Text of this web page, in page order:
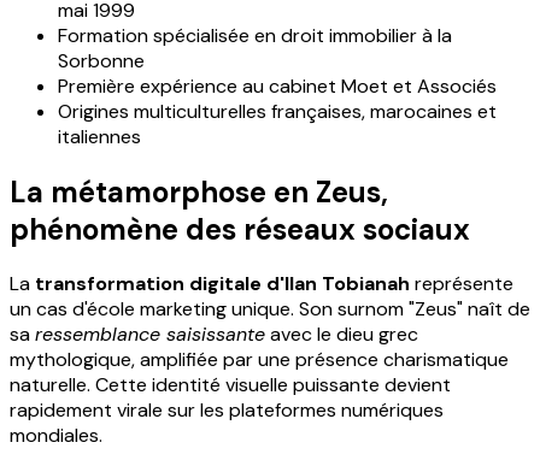
mai 1999
Formation spécialisée en droit immobilier à la
Sorbonne
Première expérience au cabinet Moet et Associés
Origines multiculturelles françaises, marocaines et
italiennes
La métamorphose en Zeus,
phénomène des réseaux sociaux
La transformation digitale d'Ilan Tobianah représente
un cas d'école marketing unique. Son surnom "Zeus" naît de
saressemblance saisissanteavec le dieu grec
mythologique, amplifiée par une présence charismatique
naturelle. Cette identité visuelle puissante devient
rapidement virale sur les plateformes numériques
mondiales.